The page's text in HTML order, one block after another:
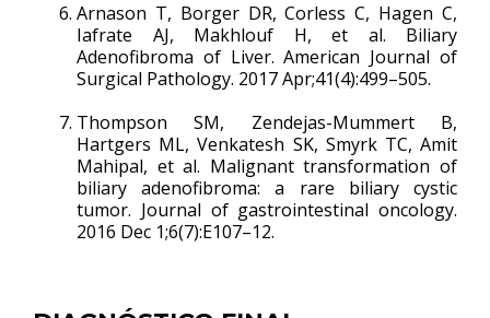
Arnason T, Borger DR, Corless C, Hagen C,
Iafrate AJ, Makhlouf H, et al. Biliary
Adenofibroma of Liver. American Journal of
Surgical Pathology. 2017 Apr;41(4):499–505.
Thompson SM, Zendejas-Mummert B,
Hartgers ML, Venkatesh SK, Smyrk TC, Amit
Mahipal, et al. Malignant transformation of
biliary adenofibroma: a rare biliary cystic
tumor. Journal of gastrointestinal oncology.
2016 Dec 1;6(7):E107–12.